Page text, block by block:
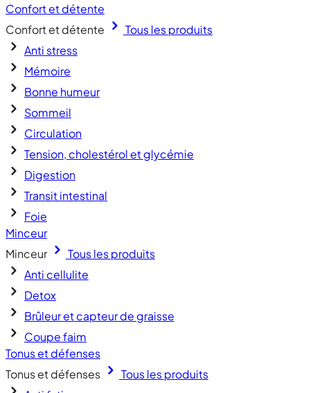
Confort et détente
Confort et détente
Tous les produits
Anti stress
Mémoire
Bonne humeur
Sommeil
Circulation
Tension, cholestérol et glycémie
Digestion
Transit intestinal
Foie
Minceur
Minceur
Tous les produits
Anti cellulite
Detox
Brûleur et capteur de graisse
Coupe faim
Tonus et défenses
Tonus et défenses
Tous les produits